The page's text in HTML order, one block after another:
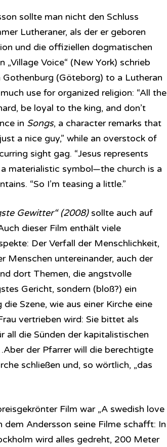
sollte man nicht den Schluss
Lutheraner, als der er geboren
und die offiziellen dogmatischen
„Village Voice“ (New York) schrieb
Gothenburg (Göteborg) to a Lutheran
use for organized religion: “All the
be loyal to the king, and don’t
in Songs, a character remarks that
a nice guy,” while an overstock of
sight gag. “Jesus represents
materialistic symbol—the church is a
“So I’m teasing a little.”
Gewitter“ (2008)sollte auch auf
dieser Film enthält viele
Der Verfall der Menschlichkeit,
Menschen untereinander, auch der
dort Themen, die angstvolle
Gericht, sondern (bloß?) ein
Szene, wie aus einer Kirche eine
vertrieben wird: Sie bittet als
all die Sünden der kapitalistischen
der Pfarrer will die berechtigte
schließen und, so wörtlich, „das
Film war „A swedish love
Andersson seine Filme schafft: In
wird alles gedreht, 200 Meter